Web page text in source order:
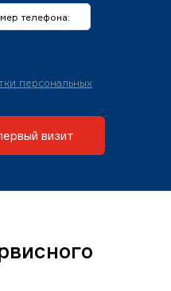
персональных
визит